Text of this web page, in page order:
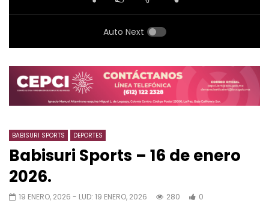
Auto Next
BABISURI SPORTS DEPORTES
Babisuri Sports – 16 de enero
2026.
19 ENERO, 2026 - LUD: 19 ENERO, 2026 280 0